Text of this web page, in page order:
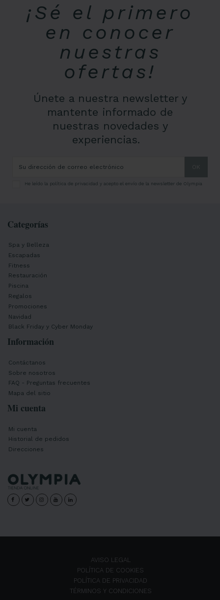
¡Sé el primero
en conocer
nuestras
ofertas!
Únete a nuestra newsletter y
mantente informado de
nuestras novedades y
experiencias.
He leído la política de privacidad y acepto el envío de la newsletter de Olympia
Categorías
Spa y Belleza
Escapadas
Fitness
Restauración
Piscina
Regalos
Promociones
Navidad
Black Friday y Cyber Monday
Información
Contáctanos
Sobre nosotros
FAQ - Preguntas frecuentes
Mapa del sitio
Mi cuenta
Mi cuenta
Historial de pedidos
Direcciones
AVISO LEGAL
POLÍTICA DE COOKIES
POLÍTICA DE PRIVACIDAD
TÉRMINOS Y CONDICIONES